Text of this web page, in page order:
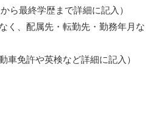
ら最終学歴まで詳細に記入）
く、配属先・転勤先・勤務年月な
車免許や英検など詳細に記入）